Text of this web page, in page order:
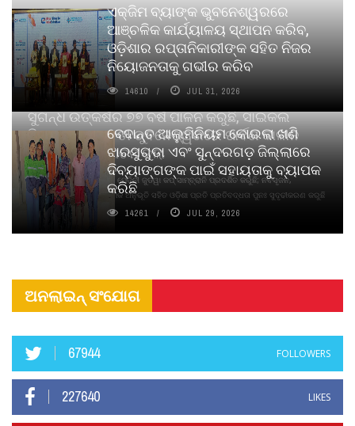
ସୁଗନ୍ଧ ଉତ୍କର୍ଷର ୭୭ ବର୍ଷ ପାଳନ କରୁଛି, ସାଇକଲ
ପିୟୋର୍‌ ଅଗରବତୀ ଭୁବନେଶ୍ୱରରେ ପାର୍ବଣ କାଳୀନ
ନବସୃଜନ ଉନ୍ମୋଚନ କଲା
ବାଉଁଶ ବିହୀନ କଠିନ ଧୂପ ଏବଂ ମେଦିନୀ ଜୁଡୱା କପ୍‌ ସାମ୍ବ୍ରାନି ପ୍ରଦର୍ଶିତ କରୁଛି; ନବସୃଜନ,
ଦୀର୍ଘସ୍ଥାୟିତା ଏବଂ ଆଧ୍ୟାତ୍ମିକ ଅନୁଭୂତି ସହିତ ଓଡ଼ିଶା ପ୍ରତି ପ୍ରତିବଦ୍ଧତା ପୁନଃ ସୁଦୃଢୀକରଣ କରୁଛି
ଏକ୍ଜିମ ବ୍ୟାଙ୍କ ଭୁବନେଶ୍ୱରରେ
ଆଞ୍ଚଳିକ କାର୍ଯ୍ୟାଳୟ ସ୍ଥାପନ କରିବ,
ଓଡ଼ିଶାର ରପ୍ତାନିକାରୀଙ୍କ ସହିତ ନିଜର
ନିୟୋଜନତାକୁ ଗଭୀର କରିବ
14610 JUL 31, 2026
ବେଦାନ୍ତ ଆଲୁମିନିୟମ କୋଇଲା ଖଣି
ଝାରସୁଗୁଡା ଏବଂ ସୁନ୍ଦରଗଡ଼ ଜିଲ୍ଲାରେ
ଦିବ୍ୟାଙ୍ଗଙ୍କ ପାଇଁ ସହାୟତାକୁ ବ୍ୟାପକ
କରିଛି
14261 JUL 29, 2026
ଅନଲାଇନ୍ ସଂଯୋଗ
67944 FOLLOWERS
227640 LIKES